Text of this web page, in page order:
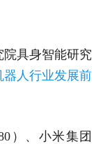
具身智能研究
人行业发展前
）、小米集团